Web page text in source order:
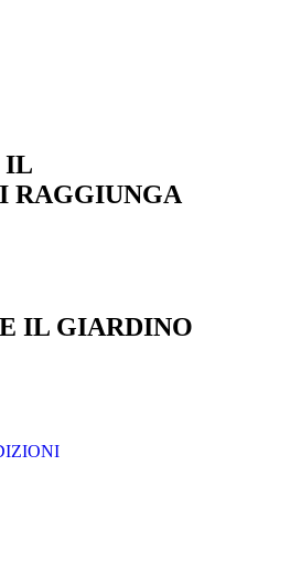
IL
RAGGIUNGA
IL GIARDINO